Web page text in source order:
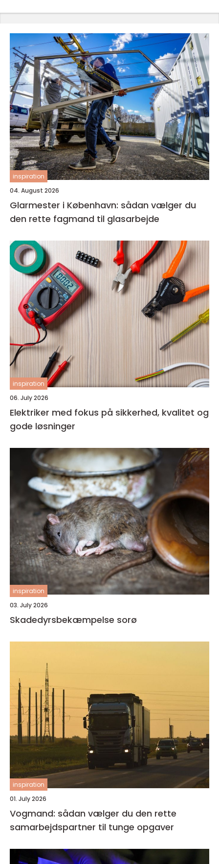
inspiration
04. August 2026
Glarmester i København: sådan vælger du
den rette fagmand til glasarbejde
inspiration
06. July 2026
Elektriker med fokus på sikkerhed, kvalitet og
gode løsninger
inspiration
03. July 2026
Skadedyrsbekæmpelse sorø
inspiration
01. July 2026
Vogmand: sådan vælger du den rette
samarbejdspartner til tunge opgaver